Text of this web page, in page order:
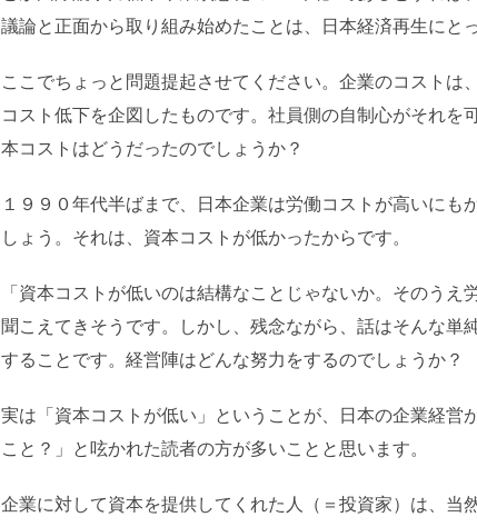
議論と正面から取り組み始めたことは、日本経済再生にと
ここでちょっと問題提起させてください。企業のコスト
コスト低下を企図したものです。社員側の自制心がそれ
本コストはどうだったのでしょうか？
１９９０年代半ばまで、日本企業は労働コストが高いに
しょう。それは、資本コストが低かったからです。
「資本コストが低いのは結構なことじゃないか。そのう
聞こえてきそうです。しかし、残念ながら、話はそんな
することです。経営陣はどんな努力をするのでしょうか？
実は「資本コストが低い」ということが、日本の企業経営
こと？」と呟かれた読者の方が多いことと思います。
企業に対して資本を提供してくれた人（＝投資家）は、当